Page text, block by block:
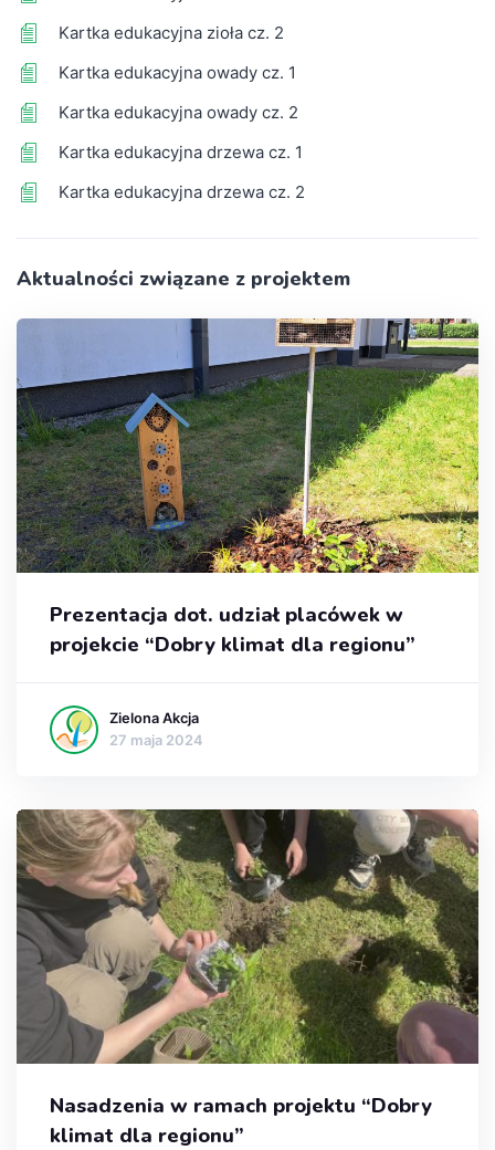
Kartka edukacyjna zioła cz. 2
Kartka edukacyjna owady cz. 1
Kartka edukacyjna owady cz. 2
Kartka edukacyjna drzewa cz. 1
Kartka edukacyjna drzewa cz. 2
Aktualności związane z projektem
Prezentacja dot. udział placówek w
projekcie “Dobry klimat dla regionu”
Zielona Akcja
27 maja 2024
Nasadzenia w ramach projektu “Dobry
klimat dla regionu”